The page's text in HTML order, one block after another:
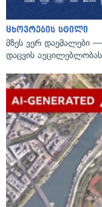
ცხოვრების სტილი
მზეს ვერ დაემალები —
დაცვის აუცილებლობას